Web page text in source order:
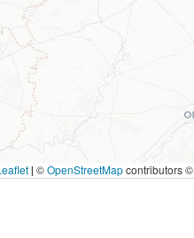
©OpenStreetMapcontributors ©